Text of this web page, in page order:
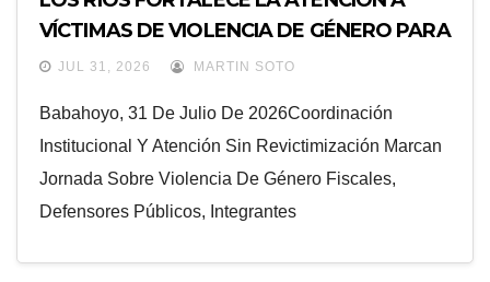
VÍCTIMAS DE VIOLENCIA DE GÉNERO PARA
EVITAR LA REVICTIMIZACIÓN
JUL 31, 2026 MARTIN SOTO
Babahoyo, 31 De Julio De 2026Coordinación
Institucional Y Atención Sin Revictimización Marcan
Jornada Sobre Violencia De Género Fiscales,
Defensores Públicos, Integrantes